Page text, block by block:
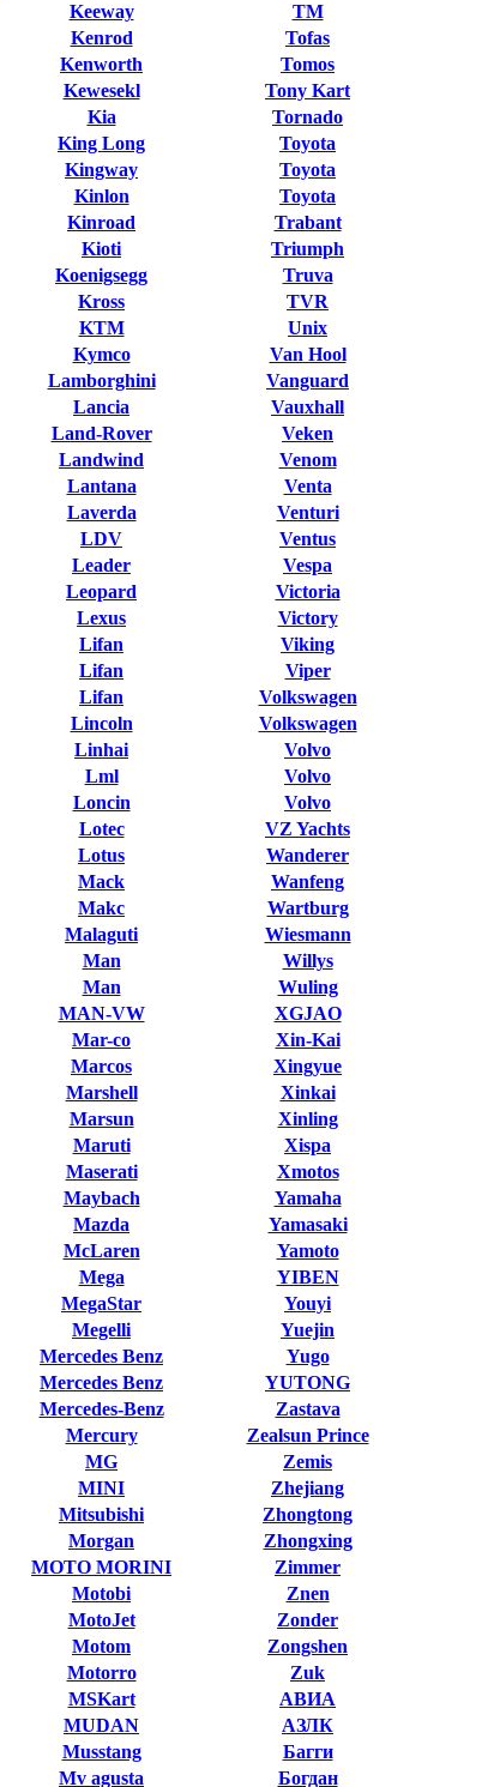
Keeway
Kenrod
Kenworth
Kewesekl
Kia
King Long
Kingway
Kinlon
Kinroad
Kioti
Koenigsegg
Kross
KTM
Kymco
Lamborghini
Lancia
Land-Rover
Landwind
Lantana
Laverda
LDV
Leader
Leopard
Lexus
Lifan
Lifan
Lifan
Lincoln
Linhai
Lml
Loncin
Lotec
Lotus
Mack
Makc
Malaguti
Man
Man
MAN-VW
Mar-co
Marcos
Marshell
Marsun
Maruti
Maserati
Maybach
Mazda
McLaren
Mega
MegaStar
Megelli
Mercedes Benz
Mercedes Benz
Mercedes-Benz
Mercury
MG
MINI
Mitsubishi
Morgan
MOTO MORINI
Motobi
MotoJet
Motom
Motorro
MSKart
MUDAN
Musstang
Mv agusta
TM
Tofas
Tomos
Tony Kart
Tornado
Toyota
Toyota
Toyota
Trabant
Triumph
Truva
TVR
Unix
Van Hool
Vanguard
Vauxhall
Veken
Venom
Venta
Venturi
Ventus
Vespa
Victoria
Victory
Viking
Viper
Volkswagen
Volkswagen
Volvo
Volvo
Volvo
VZ Yachts
Wanderer
Wanfeng
Wartburg
Wiesmann
Willys
Wuling
XGJAO
Xin-Kai
Xingyue
Xinkai
Xinling
Xispa
Xmotos
Yamaha
Yamasaki
Yamoto
YIBEN
Youyi
Yuejin
Yugo
YUTONG
Zastava
Zealsun Prince
Zemis
Zhejiang
Zhongtong
Zhongxing
Zimmer
Znen
Zonder
Zongshen
Zuk
АВИА
АЗЛК
Багги
Богдан